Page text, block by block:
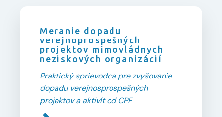
Meranie dopadu
verejnoprospešných
projektov mimovládnych
neziskových organizácií
Praktický sprievodca pre zvyšovanie
dopadu verejnosprospešných
projektov a aktivít od CPF